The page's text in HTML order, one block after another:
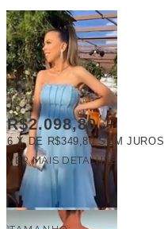
R$2.098,80
6 X DE R$349,80 SEM JUROS
VER MAIS DETALHES
FRETE GRÁTIS